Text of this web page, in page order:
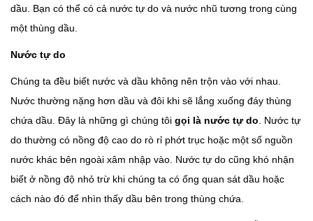
dầu. Bạn có thể có cả nước tự do và nước nhũ tương trong cùng
một thùng dầu.
Nước tự do
Chúng ta đều biết nước và dầu không nên trộn vào với nhau.
Nước thường nặng hơn dầu và đôi khi sẽ lắng xuống đáy thùng
chứa dầu. Đây là những gì chúng tôi gọi là nước tự do . Nước tự
do thường có nồng độ cao do rò rỉ phớt trục hoặc một số nguồn
nước khác bên ngoài xâm nhập vào. Nước tự do cũng khó nhận
biết ở nồng độ nhỏ trừ khi chúng ta có ống quan sát dầu hoặc
cách nào đó để nhìn thấy dầu bên trong thùng chứa.